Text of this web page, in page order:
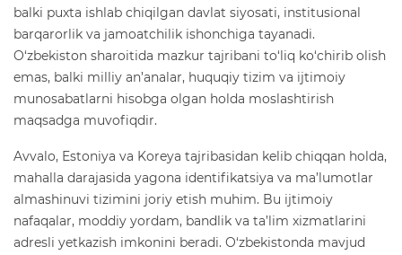
balki puxta ishlab chiqilgan davlat siyosati, institusional
barqarorlik va jamoatchilik ishonchiga tayanadi.
O‘zbekiston sharoitida mazkur tajribani to‘liq ko‘chirib olish
emas, balki milliy an’analar, huquqiy tizim va ijtimoiy
munosabatlarni hisobga olgan holda moslashtirish
maqsadga muvofiqdir.
Avvalo, Estoniya va Koreya tajribasidan kelib chiqqan holda,
mahalla darajasida yagona identifikatsiya va ma’lumotlar
almashinuvi tizimini joriy etish muhim. Bu ijtimoiy
nafaqalar, moddiy yordam, bandlik va ta’lim xizmatlarini
adresli yetkazish imkonini beradi. O‘zbekistonda mavjud